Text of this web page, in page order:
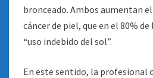
bronceado. Ambos aumentan
cáncer de piel, que en el 80% de
“uso indebido del sol”.
En este sentido, la profesional